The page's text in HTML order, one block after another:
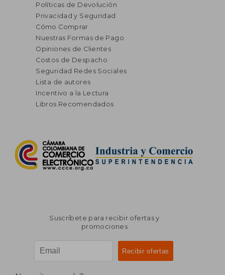
Políticas de Devolución
Privacidad y Seguridad
Cómo Comprar
Nuestras Formas de Pago
Opiniones de Clientes
Costos de Despacho
Seguridad Redes Sociales
Lista de autores
Incentivo a la Lectura
Libros Recomendados
Suscríbete para recibir ofertas y
promociones